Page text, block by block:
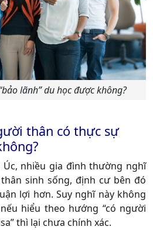
lãnh” du học được không?
thân có thực sự
nhiều gia đình thường nghĩ
sinh sống, định cư bên đó
lợi hơn. Suy nghĩ này không
hiểu theo hướng “có người
thì lại chưa chính xác.